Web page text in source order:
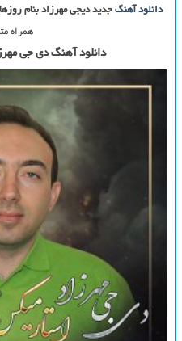
دانلود آهنگ جدید دیجی مهرزاد بنام
همراه
دانلود آهنگ دی جی